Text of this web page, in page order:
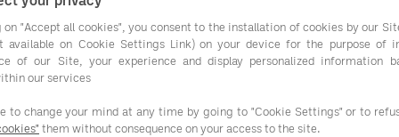
El mundo de la
más auténticas de
ser una referencia para el placer del paladar a
productos de kilómetro cero.
"Accept all cookies", you consent to the installation of cookies by our
available on Cookie Settings Link) on your device for the purpose of
of our Site, your experience and display personalized information
our services
to change your mind at any time by going to "Cookie Settings" or to
them without consequence on your access to the site.